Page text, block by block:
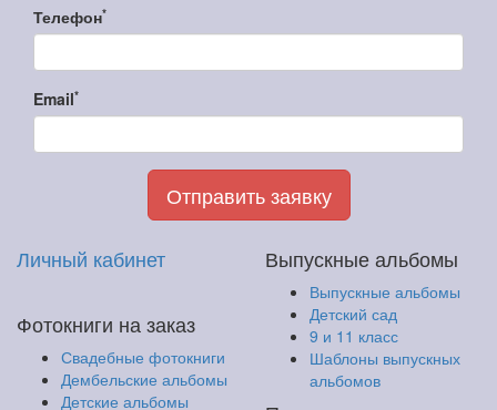
Телефон*
Email*
Отправить заявку
Личный кабинет
Фотокниги на заказ
Свадебные фотокниги
Дембельские альбомы
Детские альбомы
Выпускные альбомы
Выпускные альбомы
Детский сад
9 и 11 класс
Шаблоны выпускных
альбомов